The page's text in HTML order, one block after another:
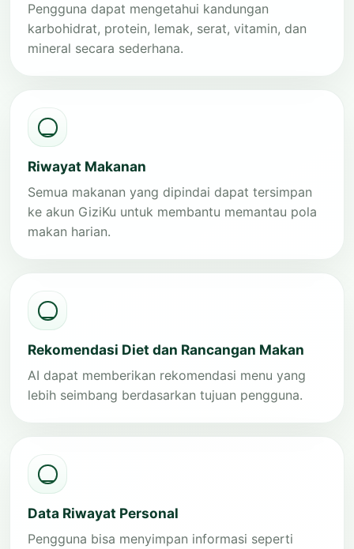
Pengguna dapat mengetahui kandungan
karbohidrat, protein, lemak, serat, vitamin, dan
mineral secara sederhana.
Riwayat Makanan
Semua makanan yang dipindai dapat tersimpan
ke akun GiziKu untuk membantu memantau pola
makan harian.
Rekomendasi Diet dan Rancangan Makan
AI dapat memberikan rekomendasi menu yang
lebih seimbang berdasarkan tujuan pengguna.
Data Riwayat Personal
Pengguna bisa menyimpan informasi seperti